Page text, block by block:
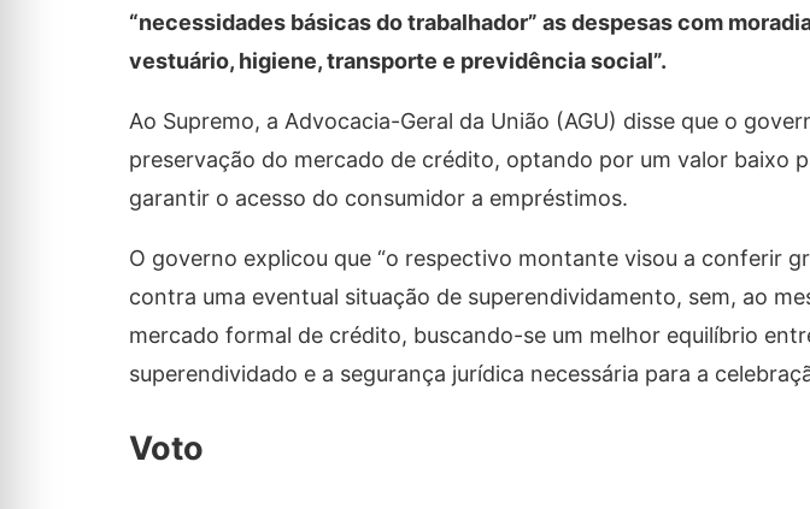
“necessidades básicas do trabalhador” as despesas com
vestuário, higiene, transporte e previdência social”.
Ao Supremo, a Advocacia-Geral da União (AGU) disse que o
preservação do mercado de crédito, optando por um valor baixo
garantir o acesso do consumidor a empréstimos.
O governo explicou que “o respectivo montante visou a conferir
contra uma eventual situação de superendividamento, sem, ao
mercado formal de crédito, buscando-se um melhor equilíbrio
superendividado e a segurança jurídica necessária para a
Voto